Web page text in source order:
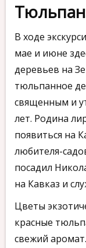
В ходе
мае и июне
деревьев на
тюльпанное
священным и
лет. Родина
появиться на
любителя-
посадил
на Кавказ и
Цветы
красные
свежий